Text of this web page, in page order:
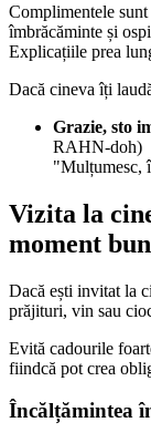
Complimentele sunt
îmbrăcăminte și
Explicațiile prea
Dacă cineva îți
Grazie, sto
RAHN-doh)
"Mulțumesc,
Vizita la
moment bun
Dacă ești invitat la
prăjituri, vin sau
Evită cadourile
fiindcă pot crea
Încălțămintea